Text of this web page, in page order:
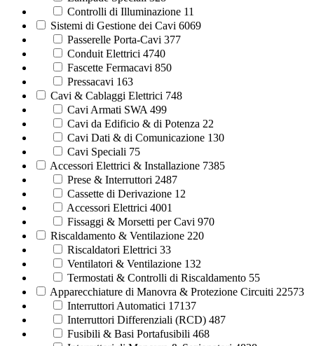
Controlli di Illuminazione 11
Sistemi di Gestione dei Cavi 6069
Passerelle Porta-Cavi 377
Conduit Elettrici 4740
Fascette Fermacavi 850
Pressacavi 163
Cavi & Cablaggi Elettrici 748
Cavi Armati SWA499
Cavi da Edificio & di Potenza 22
Cavi Dati & di Comunicazione 130
Cavi Speciali 75
Accessori Elettrici & Installazione 7385
Prese & Interruttori 2487
Cassette di Derivazione 12
Accessori Elettrici 4001
Fissaggi & Morsetti per Cavi 970
Riscaldamento & Ventilazione 220
Riscaldatori Elettrici 33
Ventilatori & Ventilazione 132
Termostati & Controlli di Riscaldamento 55
Apparecchiature di Manovra & Protezione Circuiti 22573
Interruttori Automatici 17137
Interruttori Differenziali (RCD) 487
Fusibili & Basi Portafusibili 468